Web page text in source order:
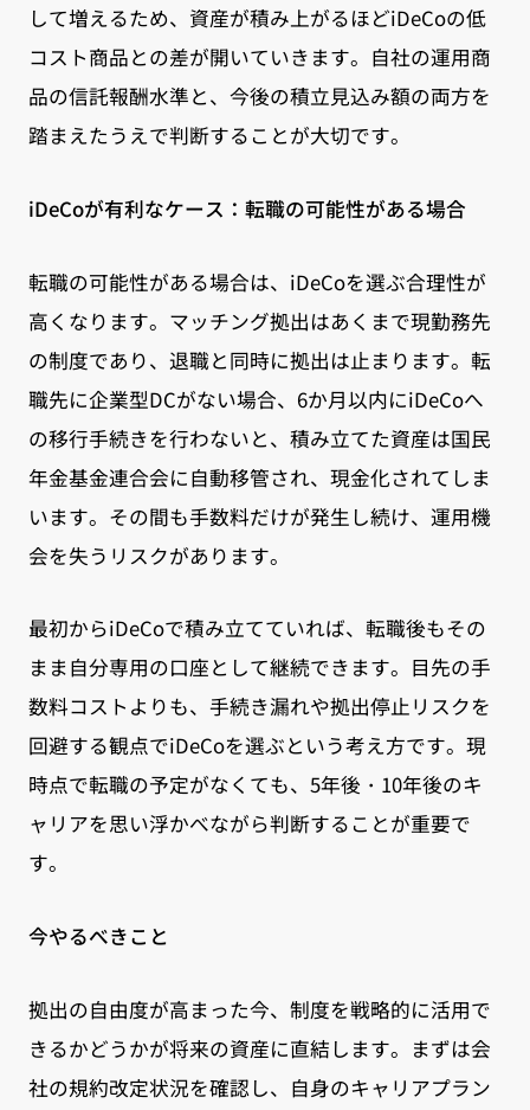
して増えるため、資産が積み上がるほどiDeCoの低
コスト商品との差が開いていきます。自社の運用商
品の信託報酬水準と、今後の積立見込み額の両方を
踏まえたうえで判断することが大切です。
iDeCoが有利なケース：転職の可能性がある場合
転職の可能性がある場合は、iDeCoを選ぶ合理性が
高くなります。マッチング拠出はあくまで現勤務先
の制度であり、退職と同時に拠出は止まります。転
職先に企業型DCがない場合、6か月以内にiDeCoへ
の移行手続きを行わないと、積み立てた資産は国民
年金基金連合会に自動移管され、現金化されてしま
います。その間も手数料だけが発生し続け、運用機
会を失うリスクがあります。
最初からiDeCoで積み立てていれば、転職後もその
まま自分専用の口座として継続できます。目先の手
数料コストよりも、手続き漏れや拠出停止リスクを
回避する観点でiDeCoを選ぶという考え方です。現
時点で転職の予定がなくても、5年後・10年後のキ
ャリアを思い浮かべながら判断することが重要で
す。
今やるべきこと
拠出の自由度が高まった今、制度を戦略的に活用で
きるかどうかが将来の資産に直結します。まずは会
社の規約改定状況を確認し、自身のキャリアプラン